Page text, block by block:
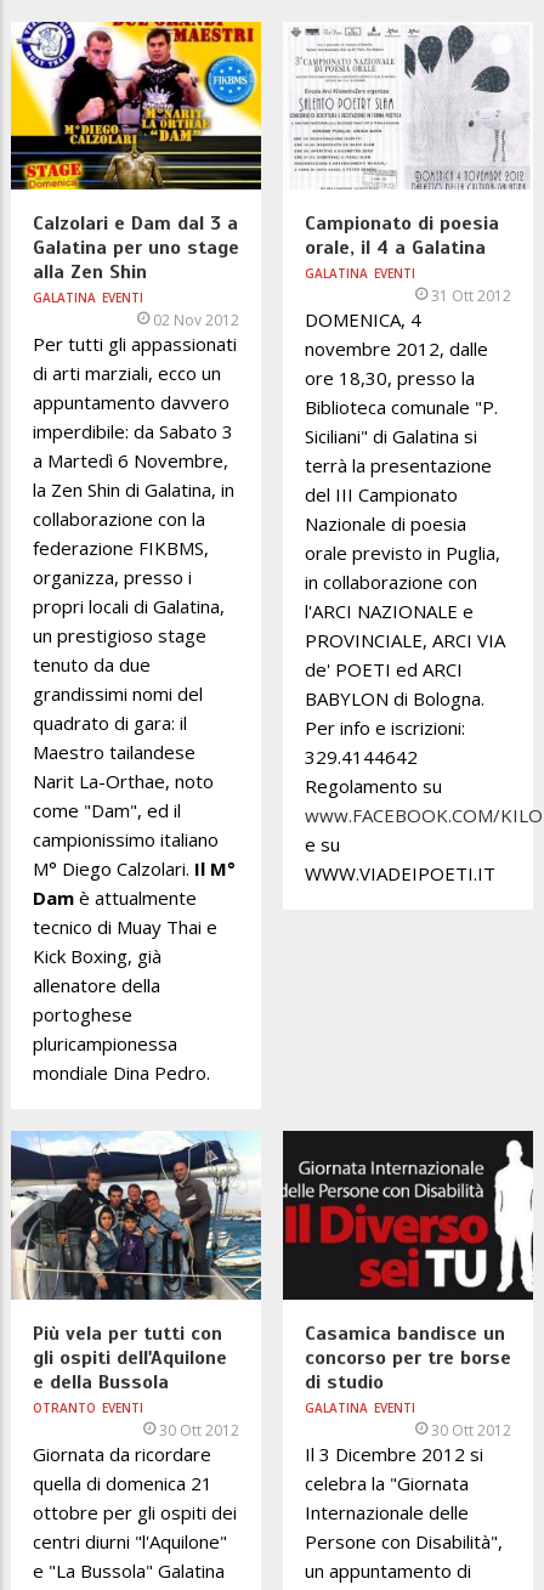
Calzolari e Dam dal 3 a
Galatina per uno stage
alla Zen Shin
GALATINA EVENTI
02 Nov 2012
Per tutti gli appassionati
di arti marziali, ecco un
appuntamento davvero
imperdibile: da Sabato 3
a Martedì 6 Novembre,
la Zen Shin di Galatina, in
collaborazione con la
federazione FIKBMS,
organizza, presso i
propri locali di Galatina,
un prestigioso stage
tenuto da due
grandissimi nomi del
quadrato di gara: il
Maestro tailandese
Narit La-Orthae, noto
come "Dam", ed il
campionissimo italiano
M° Diego Calzolari. Il M°
Dam è attualmente
tecnico di Muay Thai e
Kick Boxing, già
allenatore della
portoghese
pluricampionessa
mondiale Dina Pedro.
Campionato di poesia
orale, il 4 a Galatina
GALATINA EVENTI
31 Ott 2012
DOMENICA, 4
novembre 2012, dalle
ore 18,30, presso la
Biblioteca comunale "P.
Siciliani" di Galatina si
terrà la presentazione
del III Campionato
Nazionale di poesia
orale previsto in Puglia,
in collaborazione con
l'ARCI NAZIONALE e
PROVINCIALE, ARCI VIA
de' POETI ed ARCI
BABYLON di Bologna.
Per info e iscrizioni:
329.4144642
Regolamento su
www.FACEBOOK.COM/
e su
WWW.VIADEIPOETI.IT
Più vela per tutti con
gli ospiti dell'Aquilone
e della Bussola
OTRANTO EVENTI
30 Ott 2012
Giornata da ricordare
quella di domenica 21
ottobre per gli ospiti dei
centri diurni "l'Aquilone"
e "La Bussola" Galatina
Casamica bandisce un
concorso per tre borse
di studio
GALATINA EVENTI
30 Ott 2012
Il 3 Dicembre 2012 si
celebra la "Giornata
Internazionale delle
Persone con Disabilità",
un appuntamento di